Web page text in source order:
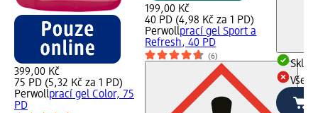
399,00 Kč
75 PD (5,32 Kč za 1 PD)
Perwollprací gel Color, 75
PD
199,00 Kč
40 PD (4,98 Kč za 1 PD)
Perwollprací gel Sport a
Refresh, 40 PD
(6)